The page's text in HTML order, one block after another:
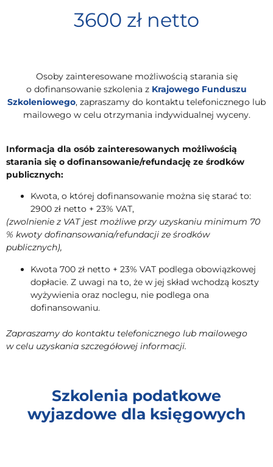
3600 zł netto
Osoby zainteresowane możliwością starania się
o dofinansowanie szkolenia z Krajowego Funduszu
Szkoleniowego, zapraszamy do kontaktu telefonicznego lub
mailowego w celu otrzymania indywidualnej wyceny.
Informacja dla osób zainteresowanych możliwością
starania się o dofinansowanie/refundację ze środków
publicznych:
Kwota, o której dofinansowanie można się starać to:
2900 zł netto + 23% VAT,
(zwolnienie z VAT jest możliwe przy uzyskaniu minimum 70
% kwoty dofinansowania/refundacji ze środków
publicznych),
Kwota 700 zł netto + 23% VAT podlega obowiązkowej
dopłacie. Z uwagi na to, że w jej skład wchodzą koszty
wyżywienia oraz noclegu, nie podlega ona
dofinansowaniu.
Zapraszamy do kontaktu telefonicznego lub mailowego
w celu uzyskania szczegółowej informacji.
Szkolenia podatkowe
wyjazdowe dla księgowych